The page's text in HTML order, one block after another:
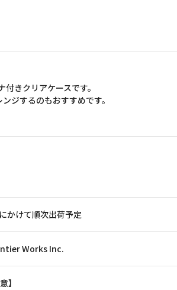
きクリアケースです。
ジするのもおすすめです。
かけて順次出荷予定
Works Inc.
】